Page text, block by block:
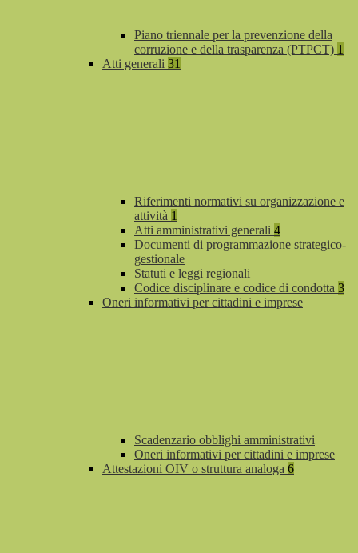
Piano triennale per la prevenzione della
corruzione e della trasparenza (PTPCT) 1
Atti generali 31
Riferimenti normativi su organizzazione e
attività 1
Atti amministrativi generali 4
Documenti di programmazione strategico-
gestionale
Statuti e leggi regionali
Codice disciplinare e codice di condotta 3
Oneri informativi per cittadini e imprese
Scadenzario obblighi amministrativi
Oneri informativi per cittadini e imprese
Attestazioni OIV o struttura analoga 6